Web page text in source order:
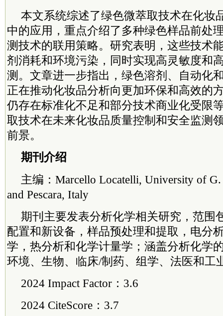
本文系统综述了绿色微萃取技术在化妆
中的应用，重点介绍了多种绿色样品前处
测技术的联用策略。研究表明，这些技术
剂消耗和环境污染，同时实现高灵敏度和
测。文章进一步指出，绿色溶剂、自动化
正在推动化妆品分析向更加环保和高效的
仍存在标准化不足和部分技术商业化受限
取技术在未来化妆品质量控制和安全监测
前景。
期刊介绍
主编：Marcello Locatelli, University of
and Pescara, Italy
期刊主要发表分析化学相关研究，范围
配置和新设备，样品预处理和提取，电分
学，热分析和化学计量学；涵盖分析化学
环境、生物、临床/制药、组学、法医和工
2024 Impact Factor：3.6
2024 CiteScore：3.7